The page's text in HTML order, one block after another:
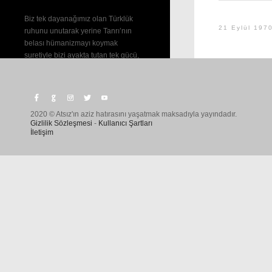
Biz tek dayanağımız olan Türklük
ruhunu unutarak yerine Tanrı’nın
belası hümanizmayı koymak
suretiyle bizi ayakta tutan tek gücü,
MİLLETLERİ RÛHLANDIRMAK
21 Eylül
2020 © Atsız'ın aziz hatırasını yaşatmak maksadıyla yayındadır.
Gizlilik Sözleşmesi - Kullanıcı Şartları
İletişim